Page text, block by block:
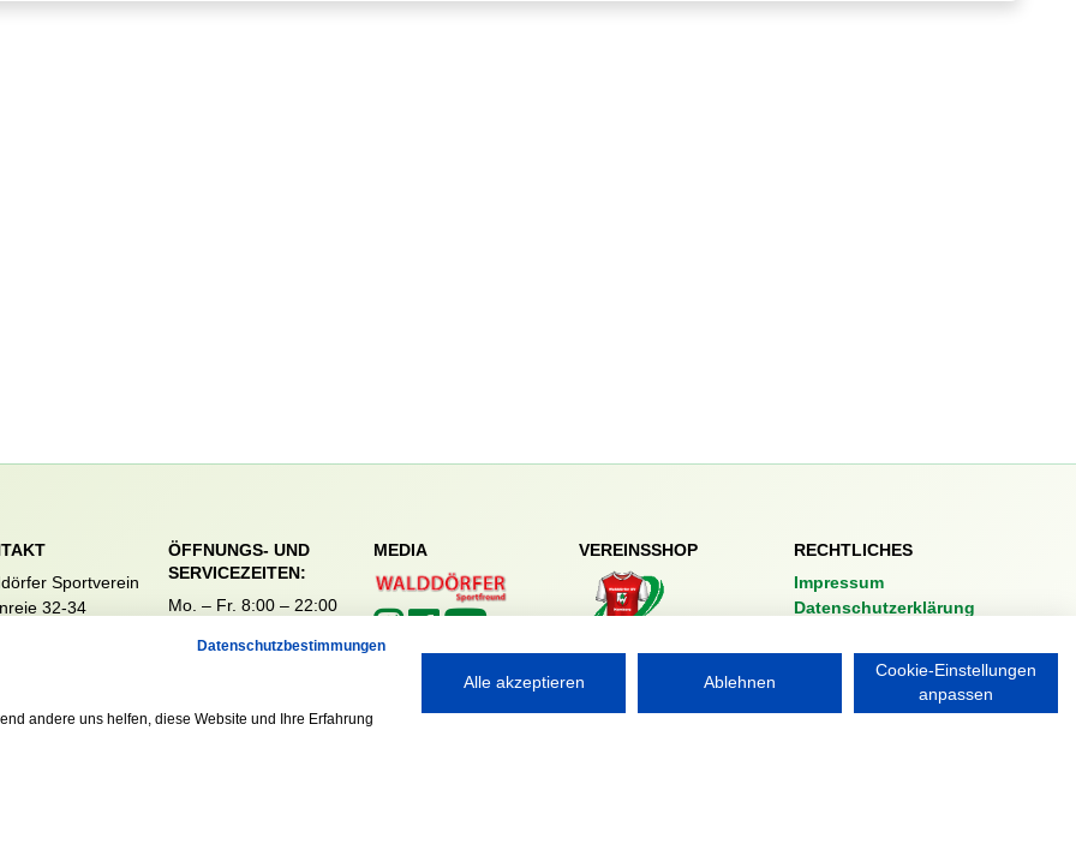
Sportverein
32-34
ÖFFNUNGS- UND
SERVICEZEITEN:
Mo. – Fr. 8:00 – 22:00
Sa. & So. 9:00 – 19:00
MEDIA VEREINSSHOP
Nordsport.store
RECHTLICHES
Impressum
Datenschutzerklärung
Datenschutzbestimmungen
andere uns helfen, diese Website und Ihre Erfahrung
Alle akzeptieren Ablehnen
Cookie-Einstellungen
anpassen